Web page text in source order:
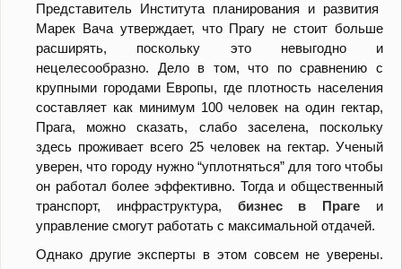
Представитель Института планирования и развития
Марек Вача утверждает, что Прагу не стоит больше
расширять, поскольку это невыгодно и
нецелесообразно. Дело в том, что по сравнению с
крупными городами Европы, где плотность населения
составляет как минимум 100 человек на один гектар,
Прага, можно сказать, слабо заселена, поскольку
здесь проживает всего 25 человек на гектар. Ученый
уверен, что городу нужно “уплотняться” для того чтобы
он работал более эффективно. Тогда и общественный
транспорт, инфраструктура, бизнес в Праге и
управление смогут работать с максимальной отдачей.
Однако другие эксперты в этом совсем не уверены.